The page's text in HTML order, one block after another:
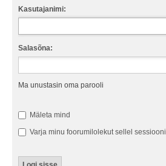
Kasutajanimi:
Salasõna:
Ma unustasin oma parooli
Mäleta mind
Varja minu foorumilolekut sellel sessioonil